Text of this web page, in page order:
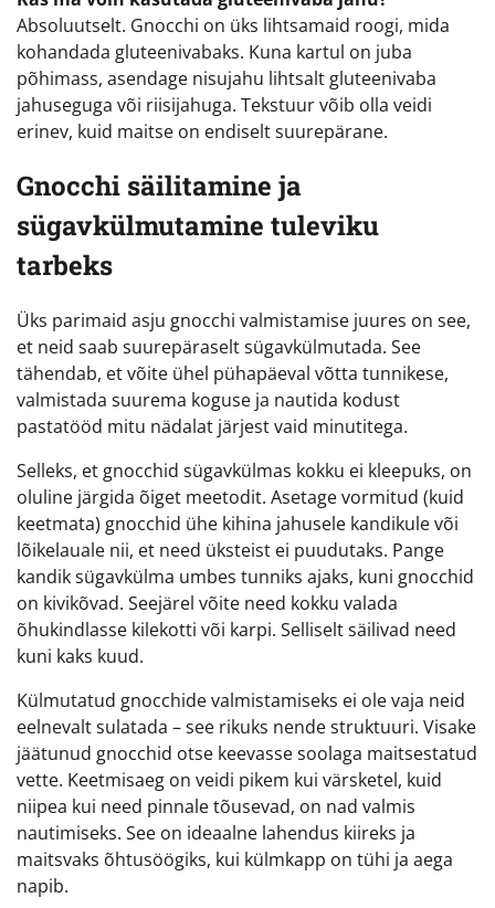
Absoluutselt. Gnocchi on üks lihtsamaid roogi, mida
kohandada gluteenivabaks. Kuna kartul on juba
põhimass, asendage nisujahu lihtsalt gluteenivaba
jahuseguga või riisijahuga. Tekstuur võib olla veidi
erinev, kuid maitse on endiselt suurepärane.
Gnocchi säilitamine ja
sügavkülmutamine tuleviku
tarbeks
Üks parimaid asju gnocchi valmistamise juures on see,
et neid saab suurepäraselt sügavkülmutada. See
tähendab, et võite ühel pühapäeval võtta tunnikese,
valmistada suurema koguse ja nautida kodust
pastatööd mitu nädalat järjest vaid minutitega.
Selleks, et gnocchid sügavkülmas kokku ei kleepuks, on
oluline järgida õiget meetodit. Asetage vormitud (kuid
keetmata) gnocchid ühe kihina jahusele kandikule või
lõikelauale nii, et need üksteist ei puudutaks. Pange
kandik sügavkülma umbes tunniks ajaks, kuni gnocchid
on kivikõvad. Seejärel võite need kokku valada
õhukindlasse kilekotti või karpi. Selliselt säilivad need
kuni kaks kuud.
Külmutatud gnocchide valmistamiseks ei ole vaja neid
eelnevalt sulatada – see rikuks nende struktuuri. Visake
jäätunud gnocchid otse keevasse soolaga maitsestatud
vette. Keetmisaeg on veidi pikem kui värsketel, kuid
niipea kui need pinnale tõusevad, on nad valmis
nautimiseks. See on ideaalne lahendus kiireks ja
maitsvaks õhtusöögiks, kui külmkapp on tühi ja aega
napib.